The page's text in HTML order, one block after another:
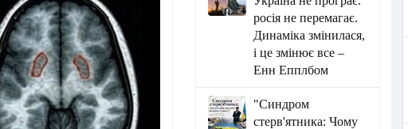
росія не перемагає.
Динаміка змінилася,
і це змінює все –
Енн Епплбом
"Синдром
стерв'ятника: Чому